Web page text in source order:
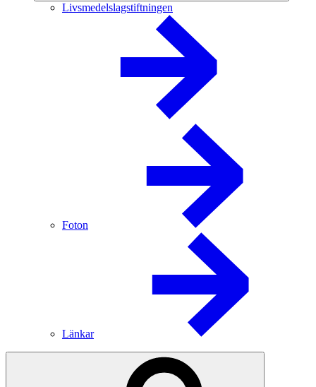
Livsmedelslagstiftningen
Foton
Länkar